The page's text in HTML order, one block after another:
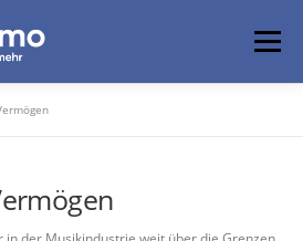
Menü